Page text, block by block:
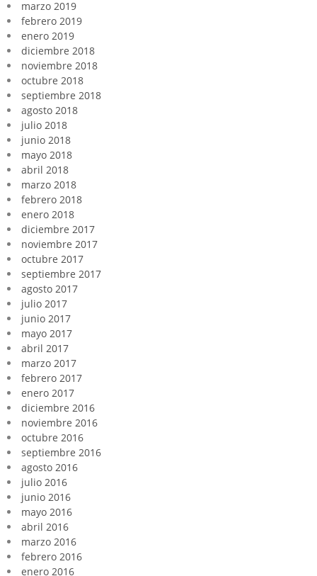
marzo 2019
febrero 2019
enero 2019
diciembre 2018
noviembre 2018
octubre 2018
septiembre 2018
agosto 2018
julio 2018
junio 2018
mayo 2018
abril 2018
marzo 2018
febrero 2018
enero 2018
diciembre 2017
noviembre 2017
octubre 2017
septiembre 2017
agosto 2017
julio 2017
junio 2017
mayo 2017
abril 2017
marzo 2017
febrero 2017
enero 2017
diciembre 2016
noviembre 2016
octubre 2016
septiembre 2016
agosto 2016
julio 2016
junio 2016
mayo 2016
abril 2016
marzo 2016
febrero 2016
enero 2016